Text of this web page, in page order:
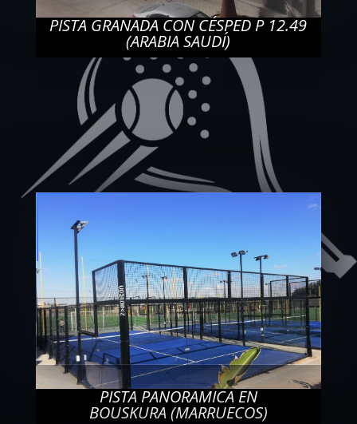
PISTA GRANADA CON CÉSPED P 12.49
(ARABIA SAUDÍ)
PISTA PANORAMICA EN
BOUSKURA (MARRUECOS)